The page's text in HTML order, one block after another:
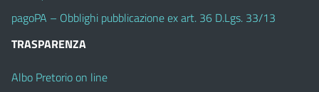
pagoPA – Obblighi pubblicazione ex art. 36 D.Lgs. 33/13
TRASPARENZA
Albo Pretorio on line